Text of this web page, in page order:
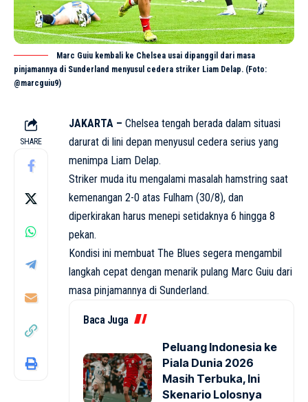
Marc Guiu kembali ke Chelsea usai dipanggil dari masa
pinjamannya di Sunderland menyusul cedera striker Liam Delap. (Foto:
@marcguiu9)
SHARE
JAKARTA – Chelsea tengah berada dalam situasi
darurat di lini depan menyusul cedera serius yang
menimpa Liam Delap.
Striker muda itu mengalami masalah hamstring saat
kemenangan 2-0 atas Fulham (30/8), dan
diperkirakan harus menepi setidaknya 6 hingga 8
pekan.
Kondisi ini membuat The Blues segera mengambil
langkah cepat dengan menarik pulang Marc Guiu dari
masa pinjamannya di Sunderland.
Baca Juga
Peluang Indonesia ke
Piala Dunia 2026
Masih Terbuka, Ini
Skenario Lolosnya